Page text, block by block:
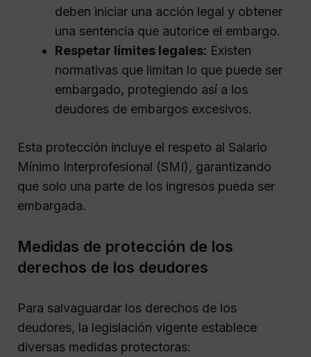
deben iniciar una acción legal y obtener
una sentencia que autorice el embargo.
Respetar límites legales: Existen
normativas que limitan lo que puede ser
embargado, protegiendo así a los
deudores de embargos excesivos.
Esta protección incluye el respeto al Salario
Mínimo Interprofesional (SMI), garantizando
que solo una parte de los ingresos pueda ser
embargada.
Medidas de protección de los
derechos de los deudores
Para salvaguardar los derechos de los
deudores, la legislación vigente establece
diversas medidas protectoras: